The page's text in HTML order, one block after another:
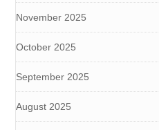
November 2025
October 2025
September 2025
August 2025